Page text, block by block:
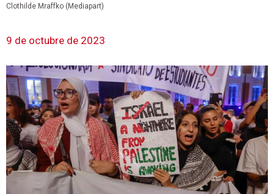
Clothilde Mraffko (Mediapart)
9 de octubre de 2023